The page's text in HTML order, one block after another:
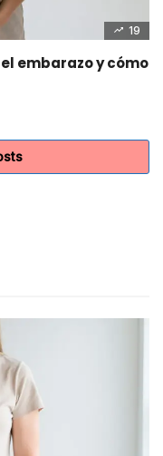
19
embarazo y cómo